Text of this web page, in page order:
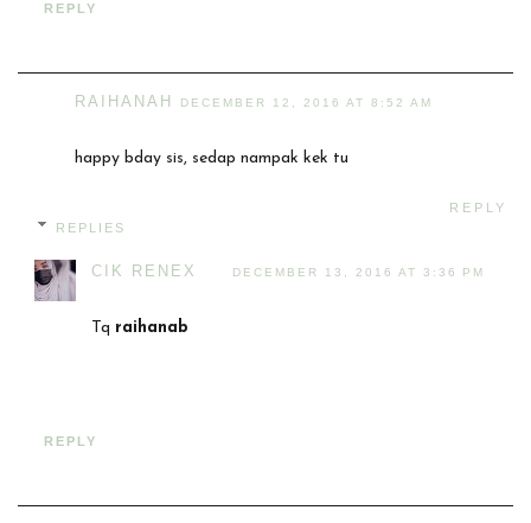
REPLY
RAIHANAH DECEMBER 12, 2016 AT 8:52 AM
happy bday sis, sedap nampak kek tu
REPLY
REPLIES
CIK RENEX DECEMBER 13, 2016 AT 3:36 PM
Tq raihanab
REPLY